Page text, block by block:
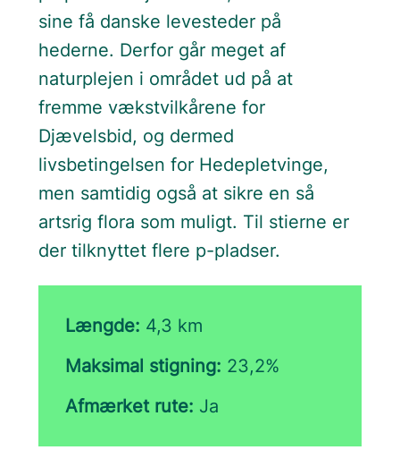
sine få danske levesteder på
hederne. Derfor går meget af
naturplejen i området ud på at
fremme vækstvilkårene for
Djævelsbid, og dermed
livsbetingelsen for Hedepletvinge,
men samtidig også at sikre en så
artsrig flora som muligt. Til stierne er
der tilknyttet flere p-pladser.
Længde: 4,3 km
Maksimal stigning: 23,2%
Afmærket rute: Ja